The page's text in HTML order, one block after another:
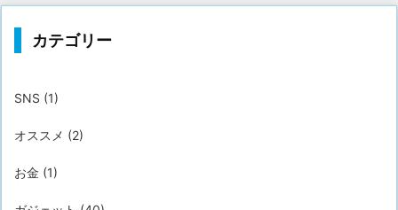
カテゴリー
SNS (1)
オススメ (2)
お金 (1)